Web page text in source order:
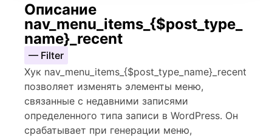
Описание
nav_menu_items_{$post_type_
name}_recent
— Filter
Хук nav_menu_items_{$post_type_name}_recent
позволяет изменять элементы меню,
связанные с недавними записями
определенного типа записи в WordPress. Он
срабатывает при генерации меню,